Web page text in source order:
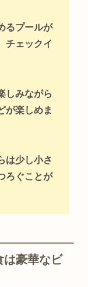
るプールが
チェックイ
しみながら
が楽しめま
は少し小さ
ろぐことが
は豪華なビ